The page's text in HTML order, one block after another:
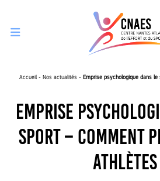
Ouvrir le menu de navigation mobile
Accueil - Nos actualités - Emprise psychologique dans
Emprise
sport – Comment
athlètes